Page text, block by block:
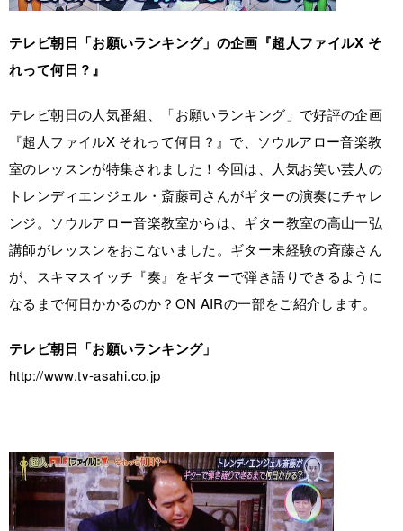
テレビ朝日「お願いランキング」の企画『超人ファイルX そ
れって何日？』
テレビ朝日の人気番組、「お願いランキング」で好評の企画
『超人ファイルX それって何日？』で、ソウルアロー音楽教
室のレッスンが特集されました！今回は、人気お笑い芸人の
トレンディエンジェル・斎藤司さんがギターの演奏にチャレ
ンジ。ソウルアロー音楽教室からは、ギター教室の高山一弘
講師がレッスンをおこないました。ギター未経験の斉藤さん
が、スキマスイッチ『奏』をギターで弾き語りできるように
なるまで何日かかるのか？ON AIRの一部をご紹介します。
テレビ朝日「お願いランキング」
http://www.tv-asahi.co.jp